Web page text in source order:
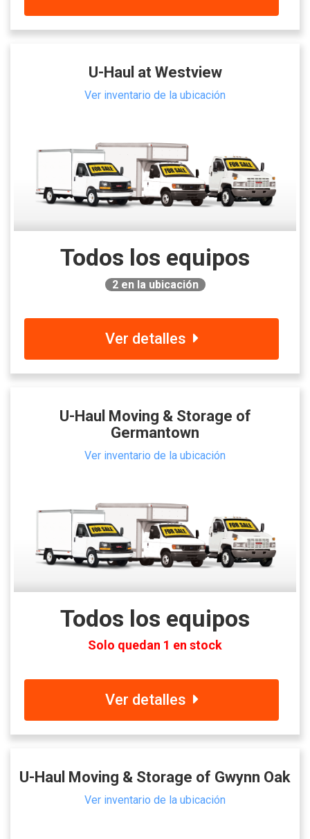
U-Haul at Westview
Ver inventario de la ubicación
Todos los equipos
2en la ubicación
Ver detalles
U-Haul Moving & Storage of
Germantown
Ver inventario de la ubicación
Todos los equipos
Solo quedan 1 en stock
Ver detalles
U-Haul Moving & Storage of Gwynn Oak
Ver inventario de la ubicación